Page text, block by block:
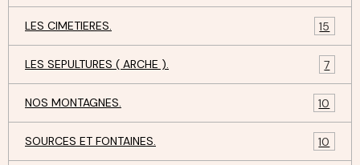
LES CIMETIERES. 15
LES SEPULTURES ( ARCHE ). 7
NOS MONTAGNES. 10
SOURCES ET FONTAINES. 10